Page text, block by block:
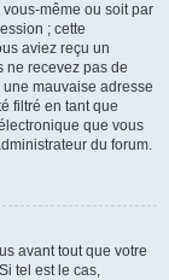
même ou soit par
; cette
aviez reçu un
ne recevez pas de
mauvaise adresse
filtré en tant que
que vous
du forum.
avant tout que votre
tel est le cas,